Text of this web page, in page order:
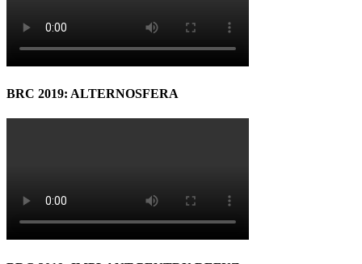
BRC 2019: ALTERNOSFERA